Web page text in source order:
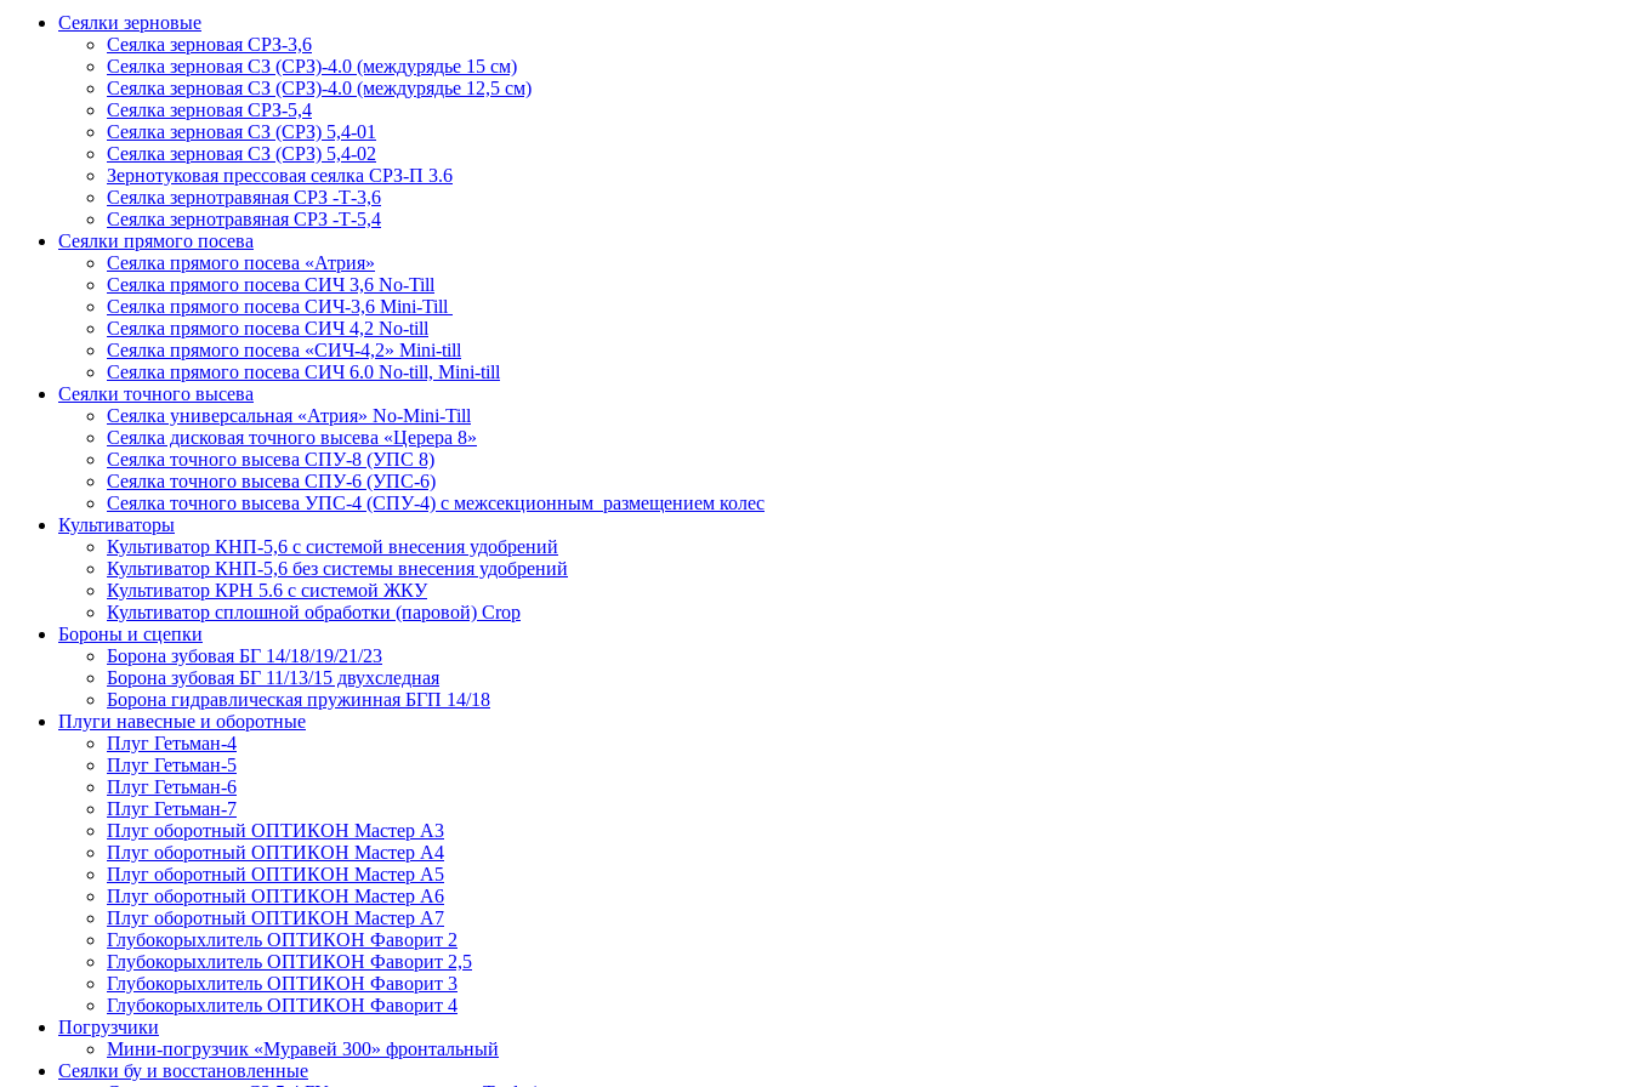
Сеялки зерновые
Сеялка зерновая СРЗ-3,6
Сеялка зерновая СЗ (СРЗ)-4.0 (междурядье 15 см)
Сеялка зерновая СЗ (СРЗ)-4.0 (междурядье 12,5 см)
Сеялка зерновая СРЗ-5,4
Сеялка зерновая СЗ (СРЗ) 5,4-01
Сеялка зерновая СЗ (СРЗ) 5,4-02
Зернотуковая прессовая сеялка СРЗ-П 3.6
Сеялка зернотравяная СРЗ -Т-3,6
Сеялка зернотравяная СРЗ -Т-5,4
Сеялки прямого посева
Сеялка прямого посева «Атрия»
Сеялка прямого посева СИЧ 3,6 No-Till
Сеялка прямого посева СИЧ-3,6 Mini-Till
Сеялка прямого посева СИЧ 4,2 No-till
Сеялка прямого посева «СИЧ-4,2» Mini-till
Сеялка прямого посева СИЧ 6.0 No-till, Mini-till
Сеялки точного высева
Сеялка универсальная «Атрия» No-Mini-Till
Сеялка дисковая точного высева «Церера 8»
Сеялка точного высева СПУ-8 (УПС 8)
Сеялка точного высева СПУ-6 (УПС-6)
Сеялка точного высева УПС-4 (СПУ-4) с межсекционным размещением колес
Культиваторы
Культиватор КНП-5,6 с системой внесения удобрений
Культиватор КНП-5,6 без системы внесения удобрений
Культиватор КРН 5.6 с системой ЖКУ
Культиватор сплошной обработки (паровой) Crop
Бороны и сцепки
Борона зубовая БГ 14/18/19/21/23
Борона зубовая БГ 11/13/15 двухследная
Борона гидравлическая пружинная БГП 14/18
Плуги навесные и оборотные
Плуг Гетьман-4
Плуг Гетьман-5
Плуг Гетьман-6
Плуг Гетьман-7
Плуг оборотный ОПТИКОН Мастер А3
Плуг оборотный ОПТИКОН Мастер А4
Плуг оборотный ОПТИКОН Мастер А5
Плуг оборотный ОПТИКОН Мастер А6
Плуг оборотный ОПТИКОН Мастер А7
Глубокорыхлитель ОПТИКОН Фаворит 2
Глубокорыхлитель ОПТИКОН Фаворит 2,5
Глубокорыхлитель ОПТИКОН Фаворит 3
Глубокорыхлитель ОПТИКОН Фаворит 4
Погрузчики
Мини-погрузчик «Муравей 300» фронтальный
Сеялки бу и восстановленные